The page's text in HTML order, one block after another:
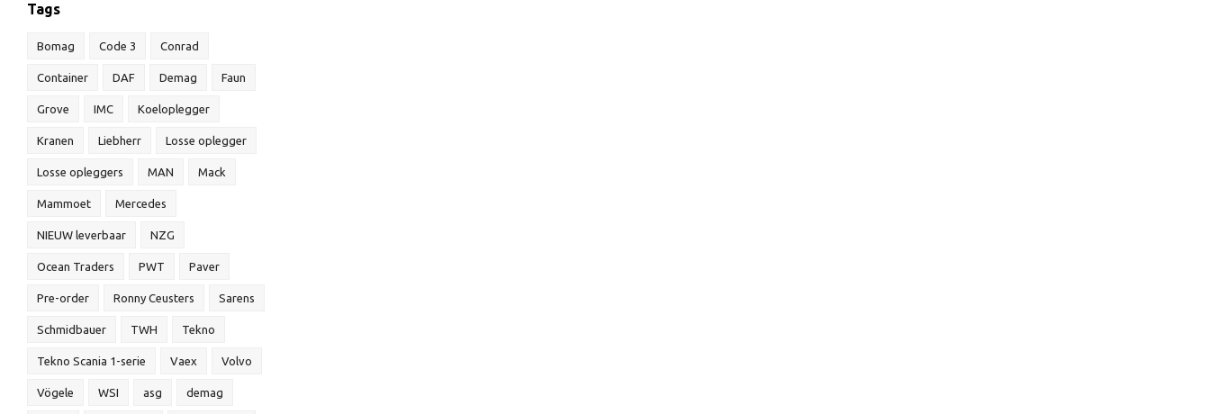
Tags
Bomag Code 3 Conrad
Container DAF Demag Faun
Grove IMC Koeloplegger
Kranen Liebherr Losse oplegger
Losse opleggers MAN Mack
Mammoet Mercedes
NIEUW leverbaar NZG
Ocean Traders PWT Paver
Pre-order Ronny Ceusters Sarens
Schmidbauer TWH Tekno
Tekno Scania 1-serie Vaex Volvo
Vögele WSI asg demag